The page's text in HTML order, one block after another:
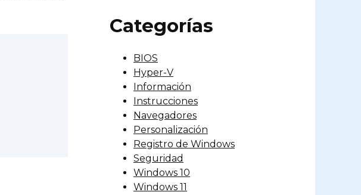
Categorías
BIOS
Hyper-V
Información
Instrucciones
Navegadores
Personalización
Registro de Windows
Seguridad
Windows 10
Windows 11